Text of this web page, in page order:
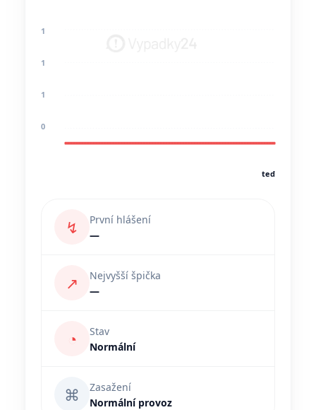
1
1
1
0
teď
↯
První hlášení
—
↗
Nejvyšší špička
—
◔
Stav
Normální
⌘
Zasažení
Normální provoz